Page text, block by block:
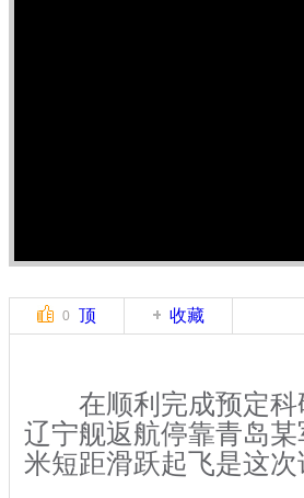
0 顶 收藏
在顺利完成预定科
辽宁舰返航停靠青岛
米短距滑跃起飞是这